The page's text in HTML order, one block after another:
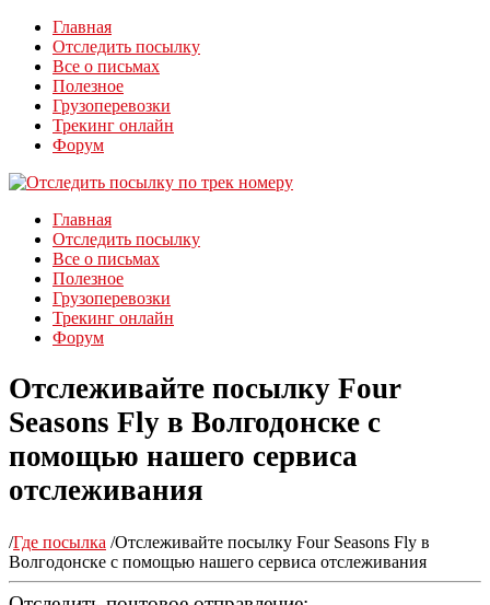
Главная
Отследить посылку
Все о письмах
Полезное
Грузоперевозки
Трекинг онлайн
Форум
Главная
Отследить посылку
Все о письмах
Полезное
Грузоперевозки
Трекинг онлайн
Форум
Отслеживайте посылку Four
Seasons Fly в Волгодонске с
помощью нашего сервиса
отслеживания
/Где посылка /Отслеживайте посылку Four Seasons Fly в
Волгодонске с помощью нашего сервиса отслеживания